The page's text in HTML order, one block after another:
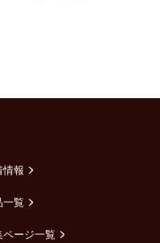
情報
一覧
ページ一覧